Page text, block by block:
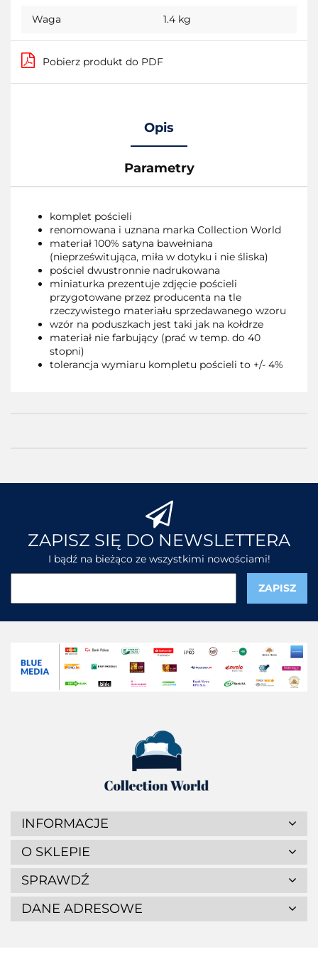
Waga 1.4 kg
Pobierz produkt do PDF
Opis
Parametry
komplet pościeli
renomowana i uznana marka Collection World
materiał 100% satyna bawełniana
(nieprześwitująca, miła w dotyku i nie śliska)
pościel dwustronnie nadrukowana
miniaturka prezentuje zdjęcie pościeli
przygotowane przez producenta na tle
rzeczywistego materiału sprzedawanego wzoru
wzór na poduszkach jest taki jak na kołdrze
materiał nie farbujący (prać w temp. do 40
stopni)
tolerancja wymiaru kompletu pościeli to +/- 4%
ZAPISZ SIĘ DO NEWSLETTERA
I bądź na bieżąco ze wszystkimi nowościami!
INFORMACJE
O SKLEPIE
SPRAWDŹ
DANE ADRESOWE